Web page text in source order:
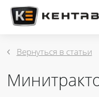
Вернуться в статьи